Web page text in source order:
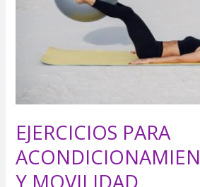
EJERCICIOS PARA
Y MOVILIDAD